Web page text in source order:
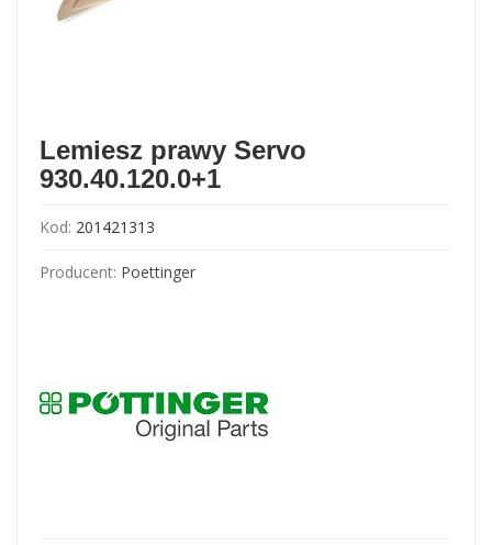
Lemiesz prawy Servo
930.40.120.0+1
Kod: 201421313
Producent: Poettinger